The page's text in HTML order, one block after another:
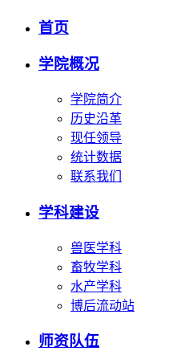
首页
学院概况
学院简介
历史沿革
现任领导
统计数据
联系我们
学科建设
兽医学科
畜牧学科
水产学科
博后流动站
师资队伍